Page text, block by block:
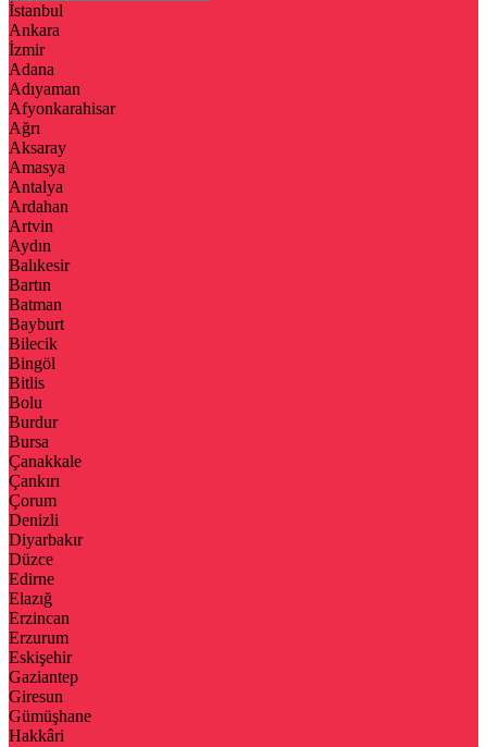
İstanbul
Ankara
İzmir
Adana
Adıyaman
Afyonkarahisar
Ağrı
Aksaray
Amasya
Antalya
Ardahan
Artvin
Aydın
Balıkesir
Bartın
Batman
Bayburt
Bilecik
Bingöl
Bitlis
Bolu
Burdur
Bursa
Çanakkale
Çankırı
Çorum
Denizli
Diyarbakır
Düzce
Edirne
Elazığ
Erzincan
Erzurum
Eskişehir
Gaziantep
Giresun
Gümüşhane
Hakkâri